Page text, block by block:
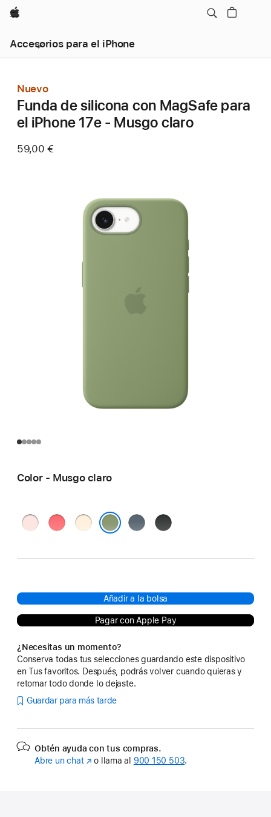
Apple
Accesorios para el iPhone
Nuevo
Funda de silicona con MagSafe para
el iPhone 17e - Musgo claro
59,00 €
Color - Musgo claro
Rosa
GuayabaVainilla
Azul
Negro
Añadir a la bolsa
Pagar con Apple Pay
¿Necesitas un momento?
Conserva todas tus selecciones guardando este dispositivo
en Tus favoritos. Después, podrás volver cuando quieras y
retomar todo donde lo dejaste.
Guardar para más tarde
Obtén ayuda con tus compras.
Abre un chat(Seo llama al 900 150 503.